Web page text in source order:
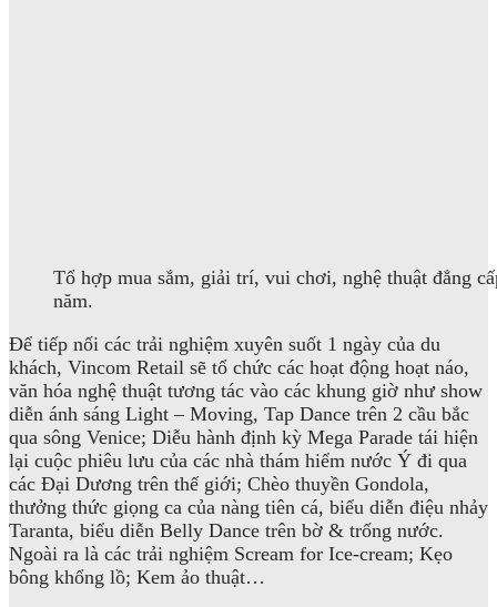
Tổ hợp mua sắm, giải trí, vui chơi, nghệ thuật đẳng
năm.
Để tiếp nối các trải nghiệm xuyên suốt 1 ngày của du
khách, Vincom Retail sẽ tổ chức các hoạt động hoạt náo,
văn hóa nghệ thuật tương tác vào các khung giờ như show
diễn ánh sáng Light – Moving, Tap Dance trên 2 cầu bắc
qua sông Venice; Diễu hành định kỳ Mega Parade tái hiện
lại cuộc phiêu lưu của các nhà thám hiểm nước Ý đi qua
các Đại Dương trên thế giới; Chèo thuyền Gondola,
thưởng thức giọng ca của nàng tiên cá, biểu diễn điệu nhảy
Taranta, biểu diễn Belly Dance trên bờ & trống nước.
Ngoài ra là các trải nghiệm Scream for Ice-cream; Kẹo
bông khổng lồ; Kem ảo thuật…